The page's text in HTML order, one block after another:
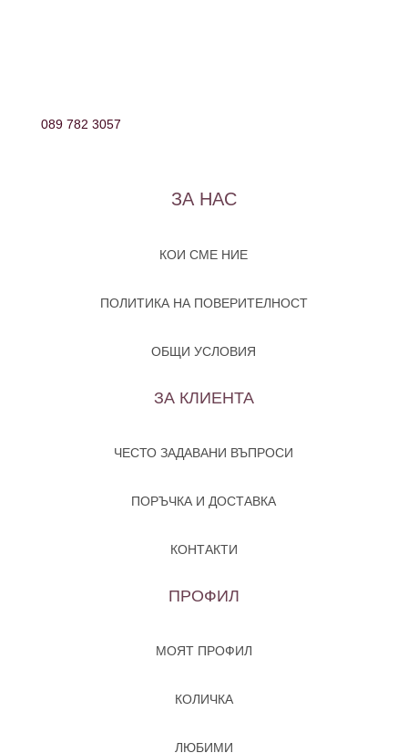
089 782 3057
ЗА НАС
КОИ СМЕ НИЕ
ПОЛИТИКА НА ПОВЕРИТЕЛНОСТ
ОБЩИ УСЛОВИЯ
ЗА КЛИЕНТА
ЧЕСТО ЗАДАВАНИ ВЪПРОСИ
ПОРЪЧКА И ДОСТАВКА
КОНТАКТИ
ПРОФИЛ
МОЯТ ПРОФИЛ
КОЛИЧКА
ЛЮБИМИ